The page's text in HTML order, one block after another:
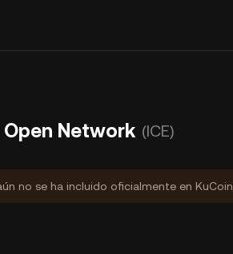
Open Network (ICE)
no se ha incluido oficialmente en KuCoin.